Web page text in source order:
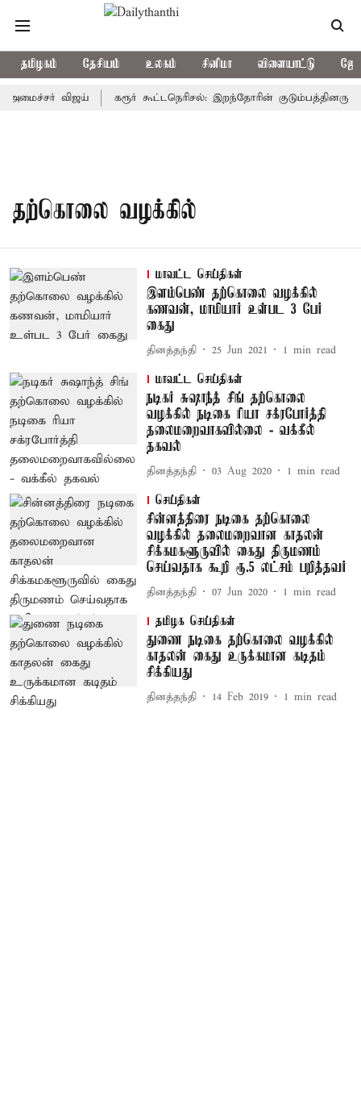
தமிழகம் தேசியம் உலகம் சினிமா விளையாட்டு
அமைச்சர் விஜய் கரூர் கூட்டநெரிசல்: இறந்தோரின்
தற்கொலை வழக்கில்
மாவட்ட செய்திகள்
இளம்பெண் தற்கொலை வழக்கில்
கணவன், மாமியார் உள்பட 3 பேர்
கைது
தினத்தந்தி 25 Jun 2021 1 min read
மாவட்ட செய்திகள்
நடிகர் சுஷாந்த் சிங் தற்கொலை
வழக்கில் நடிகை ரியா சக்ரபோர்த்தி
தலைமறைவாகவில்லை - வக்கீல்
தகவல்
தினத்தந்தி 03 Aug 2020 1 min read
செய்திகள்
சின்னத்திரை நடிகை தற்கொலை
வழக்கில் தலைமறைவான காதலன்
சிக்கமகளூருவில் கைது திருமணம்
செய்வதாக கூறி ரூ.5 லட்சம் பறித்தவர்
தினத்தந்தி 07 Jun 2020 1 min read
தமிழக செய்திகள்
துணை நடிகை தற்கொலை வழக்கில்
காதலன் கைது உருக்கமான கடிதம்
சிக்கியது
தினத்தந்தி 14 Feb 2019 1 min read